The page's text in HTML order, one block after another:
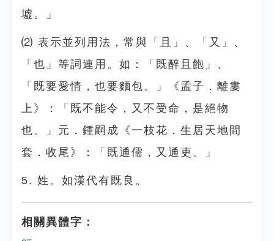
墟。」
⑵ 表示並列用法，常與「且」、「又」、
「也」等詞連用。如：「既醉且飽」、
「既要愛情，也要麵包。」《孟子．離婁
上》：「既不能令，又不受命，是絕物
也。」元．鍾嗣成《一枝花．生居天地間
套．收尾》：「既通儒，又通吏。」
5. 姓。如漢代有既良。
相關異體字：